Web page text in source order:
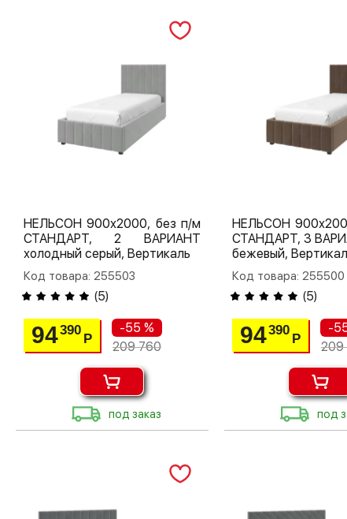
НЕЛЬСОН 900х2000, без п/м
СТАНДАРТ, 2 ВАРИАНТ
холодный серый, Вертикаль
Код товара: 255503
(5)
94390
Р
-55 %
209 760
под заказ
НЕЛЬСОН
СТАНДАРТ, 3
бежевый,
Код товара: 255500
(5)
94390
Р
-
209
под